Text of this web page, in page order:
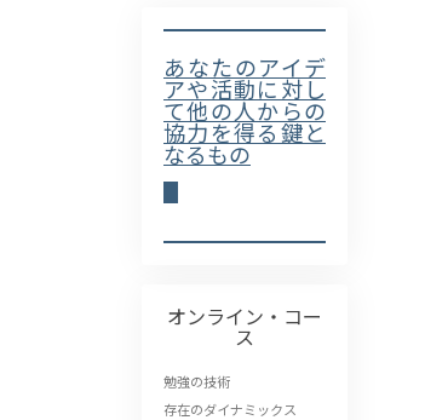
あなたのアイデ
アや活動に対し
て他の人からの
協力を得る鍵と
なるもの
オンライン・コー
ス
勉強の技術
存在のダイナミックス